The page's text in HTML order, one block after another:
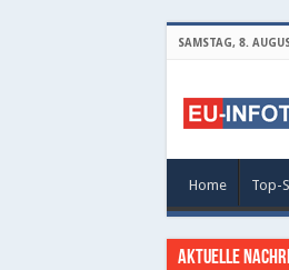
SAMSTAG, 8.
Home Top-
Aktuelle